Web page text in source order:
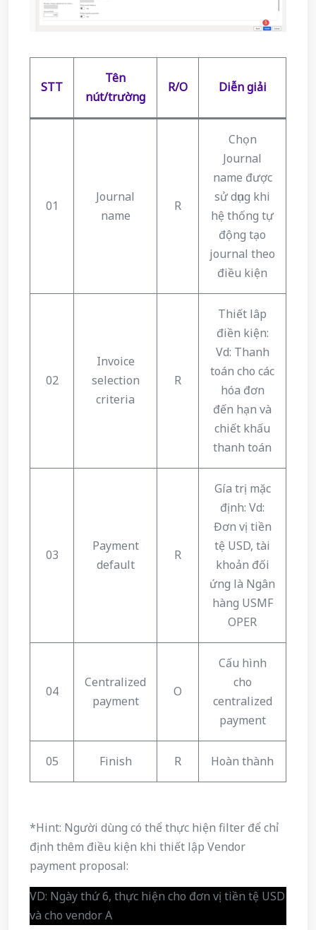
STT
Tên
nút/trường
R/O Diễn giải
01
Journal
name
R
Chọn
Journal
name được
sử dụng khi
hệ thống tự
động tạo
journal theo
điều kiện
02
Invoice
selection
criteria
R
Thiết lâp
điền kiện:
Vd: Thanh
toán cho các
hóa đơn
đến hạn và
chiết khấu
thanh toán
03
Payment
default
R
Gía trị mặc
định: Vd:
Đơn vị tiền
tệ USD, tài
khoản đối
ứng là Ngân
hàng USMF
OPER
04
Centralized
payment
O
Cấu hình
cho
centralized
payment
05 Finish R Hoàn thành
*Hint: Người dùng có thể thực hiện filter để chỉ
định thêm điều kiện khi thiết lập Vendor
payment proposal:
VD: Ngày thứ 6, thực hiện cho đơn vị tiền tệ USD
và cho vendor A